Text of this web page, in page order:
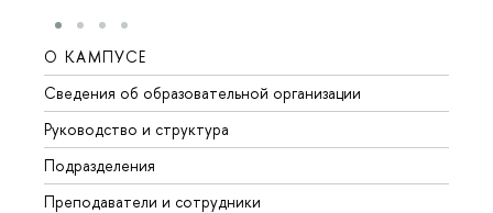
О КАМПУСЕ
Сведения об образовательной организации
Руководство и структура
Подразделения
Преподаватели и сотрудники